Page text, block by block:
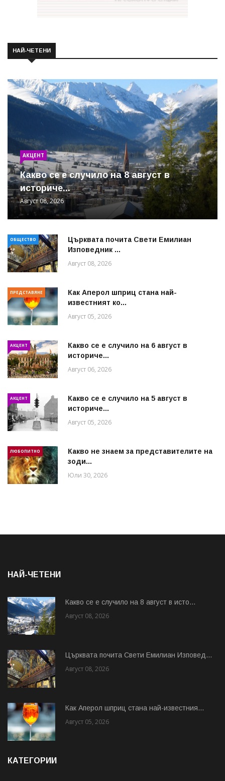
НАЙ-ЧЕТЕНИ
АКЦЕНТ
Какво се е случило на 8 август в
историче...
Август 08, 2026
ОБЩЕСТВО
Църквата почита Свeти Емилиан
Изповедник ...
Август 08, 2026
ПРЕДСТАВЯНЕ
Как Аперол шприц стана най-
известният ко...
Август 05, 2026
АКЦЕНТ
Какво се е случило на 6 август в
историче...
Август 06, 2026
АКЦЕНТ
Какво се е случило на 5 август в
историче...
Август 05, 2026
ЛЮБОПИТНО
Какво не знаем за представителите на
зоди...
Юли 30, 2026
НАЙ-ЧЕТЕНИ
Какво се е случило на 8 август в исто...
Август 08, 2026
Църквата почита Свeти Емилиан Изповед...
Август 08, 2026
Как Аперол шприц стана най-известния...
Август 05, 2026
КАТЕГОРИИ